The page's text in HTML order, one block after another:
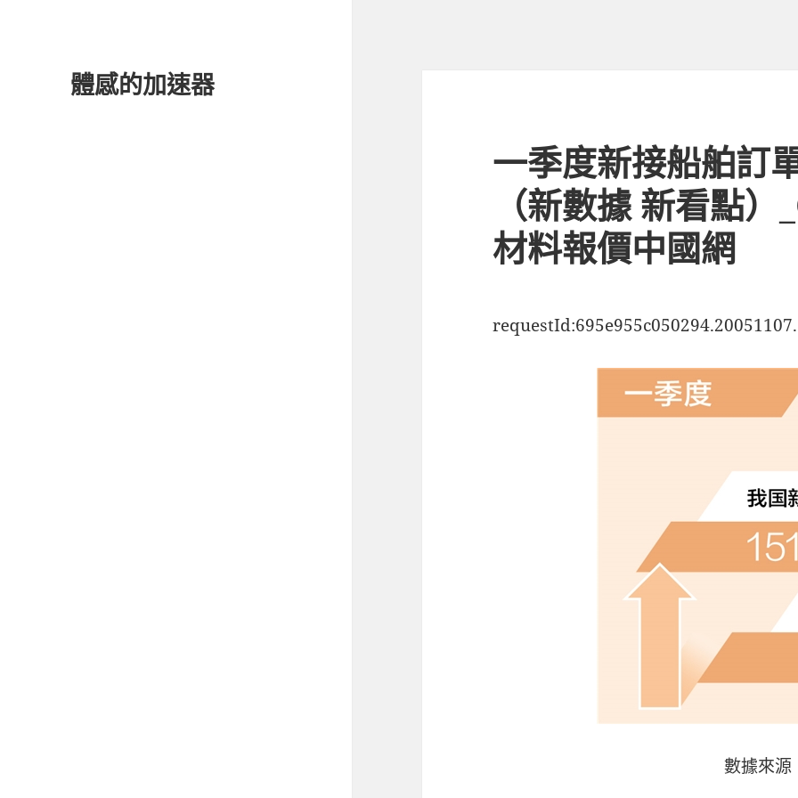
體感的加速器
一季度新接船舶訂
（新數據 新看點
材料報價中國網
requestId:695e955c050294.20051107.
數據來源